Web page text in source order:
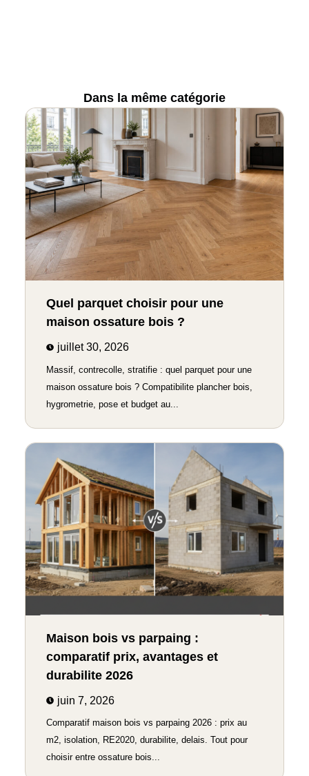
Dans la même catégorie
Quel parquet choisir pour une
maison ossature bois ?
juillet 30, 2026
Massif, contrecolle, stratifie : quel parquet pour une
maison ossature bois ? Compatibilite plancher bois,
hygrometrie, pose et budget au...
Maison bois vs parpaing :
comparatif prix, avantages et
durabilite 2026
juin 7, 2026
Comparatif maison bois vs parpaing 2026 : prix au
m2, isolation, RE2020, durabilite, delais. Tout pour
choisir entre ossature bois...